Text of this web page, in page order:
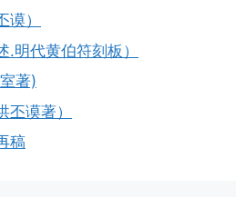
）
明代黄伯符刻板）
著)
谟著）
稿